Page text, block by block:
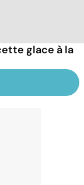
glace à la